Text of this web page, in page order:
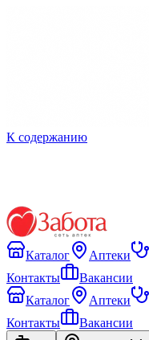
К содержанию
Каталог Аптеки
Контакты
Вакансии
Каталог
Аптеки
Контакты
Вакансии